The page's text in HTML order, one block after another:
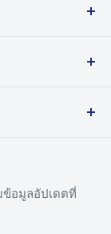
วโลกตั้งแต่ปี
ข้อมูลอัปเดตที่